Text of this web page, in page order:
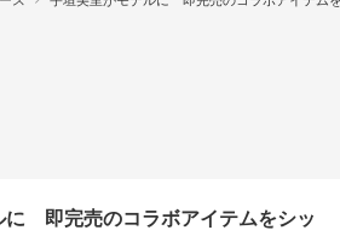
に 即完売のコラボアイテムをシッ